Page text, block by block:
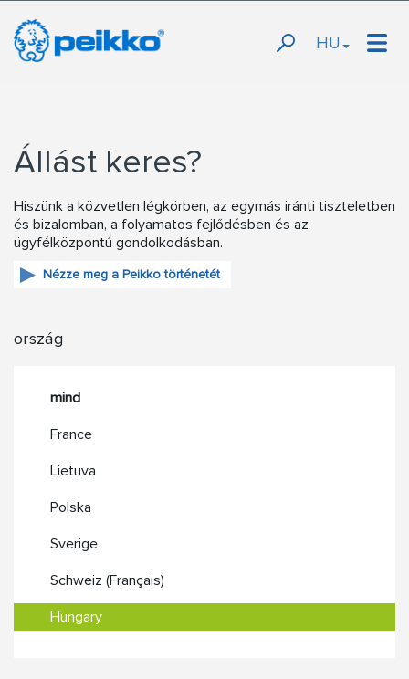
HU
Állást keres?
Hiszünk a közvetlen légkörben, az egymás iránti tiszteletben
és bizalomban, a folyamatos fejlődésben és az
ügyfélközpontú gondolkodásban.
Nézze meg a Peikko történetét
ország
mind
France
Lietuva
Polska
Sverige
Schweiz (Français)
Hungary